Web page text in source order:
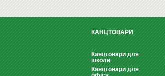
КАНЦТОВАРИ
Канцтовари для
школи
Канцтовари для